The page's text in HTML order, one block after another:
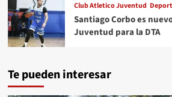
Club Atletico Juventud
Santiago Corbo es
Juventud para la DTA
Te pueden interesar